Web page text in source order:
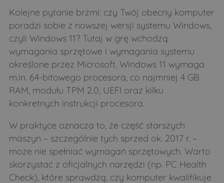
Kolejne pytanie brzmi: czy Twój obecny komputer
poradzi sobie z nowszej wersji systemu Windows,
czyli Windows 11? Tutaj w grę wchodzą
wymagania sprzętowe i wymagania systemu
określone przez Microsoft. Windows 11 wymaga
m.in. 64-bitowego procesora, co najmniej 4 GB
RAM, modułu TPM 2.0, UEFI oraz kilku
konkretnych instrukcji procesora.
W praktyce oznacza to, że część starszych
maszyn – szczególnie tych sprzed ok. 2017 r. –
może nie spełniać wymagań sprzętowych. Warto
skorzystać z oficjalnych narzędzi (np. PC Health
Check), które sprawdzą, czy komputer kwalifikuje